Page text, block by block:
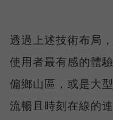
透過上述技術布局
使用者最有感的體
偏鄉山區，或是大
流暢且時刻在線的連